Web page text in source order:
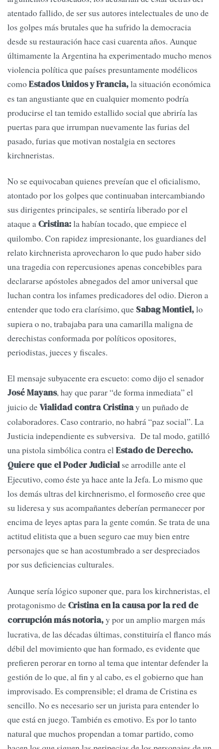
atentado fallido, de ser sus autores intelectuales de uno de
los golpes más brutales que ha sufrido la democracia
desde su restauración hace casi cuarenta años. Aunque
últimamente la Argentina ha experimentado mucho menos
violencia política que países presuntamente modélicos
comoEstados Unidos y Francia,la situación económica
es tan angustiante que en cualquier momento podría
producirse el tan temido estallido social que abriría las
puertas para que irrumpan nuevamente las furias del
pasado, furias que motivan nostalgia en sectores
kirchneristas.
No se equivocaban quienes preveían que el oficialismo,
atontado por los golpes que continuaban intercambiando
sus dirigentes principales, se sentiría liberado por el
ataque a Cristina:la habían tocado, que empiece el
quilombo. Con rapidez impresionante, los guardianes del
relato kirchnerista aprovecharon lo que pudo haber sido
una tragedia con repercusiones apenas concebibles para
declararse apóstoles abnegados del amor universal que
luchan contra los infames predicadores del odio. Dieron a
entender que todo era clarísimo, que Sabag Montiel,lo
supiera o no, trabajaba para una camarilla maligna de
derechistas conformada por políticos opositores,
periodistas, jueces y fiscales.
El mensaje subyacente era escueto: como dijo el senador
José Mayans, hay que parar “de forma inmediata” el
juicio deVialidad contra Cristinay un puñado de
colaboradores. Caso contrario, no habrá “paz social”. La
Justicia independiente es subversiva. De tal modo, gatilló
una pistola simbólica contra elEstado de Derecho.
Quiere que el Poder Judicialse arrodille ante el
Ejecutivo, como éste ya hace ante la Jefa. Lo mismo que
los demás ultras del kirchnerismo, el formoseño cree que
su lideresa y sus acompañantes deberían permanecer por
encima de leyes aptas para la gente común. Se trata de una
actitud elitista que a buen seguro cae muy bien entre
personajes que se han acostumbrado a ser despreciados
por sus deficiencias culturales.
Aunque sería lógico suponer que, para los kirchneristas, el
protagonismo de Cristina en la causa por la red de
corrupción más notoria,y por un amplio margen más
lucrativa, de las décadas últimas, constituiría el flanco más
débil del movimiento que han formado, es evidente que
prefieren perorar en torno al tema que intentar defender la
gestión de lo que, al fin y al cabo, es el gobierno que han
improvisado. Es comprensible; el drama de Cristina es
sencillo. No es necesario ser un jurista para entender lo
que está en juego. También es emotivo. Es por lo tanto
natural que muchos propendan a tomar partido, como